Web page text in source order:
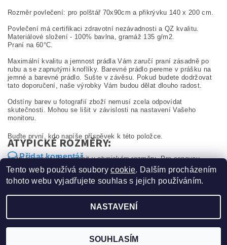
Rozměr povlečení: pro polštář 70x90cm a přikrývku 140 x 200 cm.
Povlečení má certifikaci zdravotní nezávadnosti a QZ kvalitu.
Materiálové složení - 100% bavlna, gramáž 135 g/m2.
Praní na 60°C.
Maximální kvalitu a jemnost prádla Vám zaručí praní zásadně po
rubu a se zapnutými knoflíky. Barevné prádlo pereme v prášku na
jemné a barevné prádlo. Sušte v závěsu. Pokud budete dodržovat
tato doporučení, naše výrobky Vám budou dělat dlouho radost.
Odstíny barev u fotografií zboží nemusí zcela odpovídat
skutečnosti. Mohou se lišit v závislosti na nastavení Vašeho
monitoru.
ATYPICKÉ ROZMĚRY:
Ložní soupravu lze vyrobit v atypickém rozměru. Pro cenovou
kalkulaci nás neváhejte kontaktovat.
Buďte první, kdo napíše příspěvek k této položce.
Přidat komentář
2026 ©Sucom production s.r.o., všechna práva vyhrazena
Vytvořil Shoptet
Tento web používá souborycookie. Dalším procházením
tohoto webu vyjadřujete souhlas s jejich používáním.
NASTAVENÍ
SOUHLASÍM